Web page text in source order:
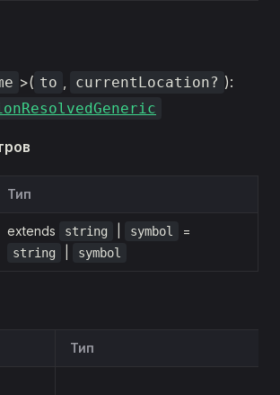
>( to , currentLocation? ):
Тип
extends string symbol =
string symbol
Тип